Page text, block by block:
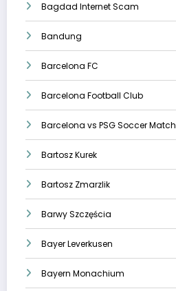
Bagdad Internet Scam
Bandung
Barcelona FC
Barcelona Football Club
Barcelona vs PSG Soccer Match
Bartosz Kurek
Bartosz Zmarzlik
Barwy Szczęścia
Bayer Leverkusen
Bayern Monachium